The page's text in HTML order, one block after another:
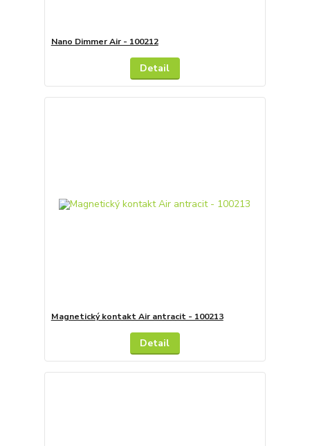
Nano Dimmer Air - 100212
Detail
Magnetický kontakt Air antracit - 100213
Detail